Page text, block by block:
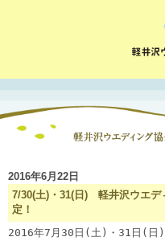
2016年6月22日
7/30(土)・31(日) 軽井沢ウエ
定！
2016年7月30日(土)・31日(日)